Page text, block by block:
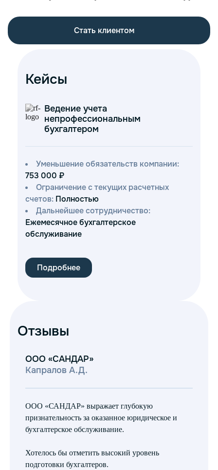
Стать клиентом
Кейсы
Ведение учета
непрофессиональным
бухгалтером
Уменьшение обязательств компании:
753 000 ₽
Ограничение с текущих расчетных
счетов: Полностью
Дальнейшее сотрудничество:
Ежемесячное бухгалтерское
обслуживание
Подробнее
Отзывы
ООО «САНДАР»
Капралов А.Д.
ООО «САНДАР» выражает глубокую
признательность за оказанное юридическое и
бухгалтерское обслуживание.
Хотелось бы отметить высокий уровень
подготовки бухгалтеров.